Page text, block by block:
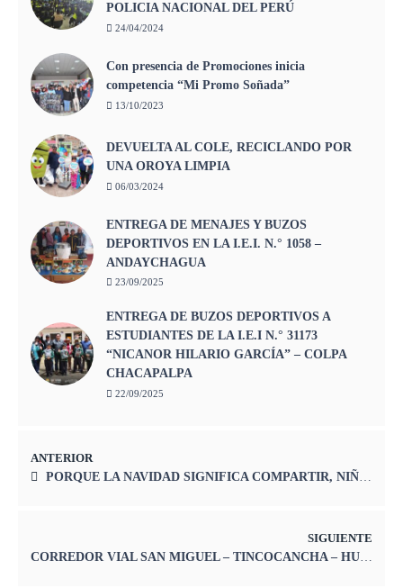
POLICIA NACIONAL DEL PERÚ
24/04/2024
Con presencia de Promociones inicia
competencia “Mi Promo Soñada”
13/10/2023
DEVUELTA AL COLE, RECICLANDO POR
UNA OROYA LIMPIA
06/03/2024
ENTREGA DE MENAJES Y BUZOS
DEPORTIVOS EN LA I.E.I. N.° 1058 –
ANDAYCHAGUA
23/09/2025
ENTREGA DE BUZOS DEPORTIVOS A
ESTUDIANTES DE LA I.E.I N.° 31173
“NICANOR HILARIO GARCÍA” – COLPA
CHACAPALPA
22/09/2025
ANTERIOR
PORQUE LA NAVIDAD SIGNIFICA COMPARTIR, NIÑOS Y NIÑAS RECIBIERON UN MOMENTO DE ALEGRIA
SIGUIENTE